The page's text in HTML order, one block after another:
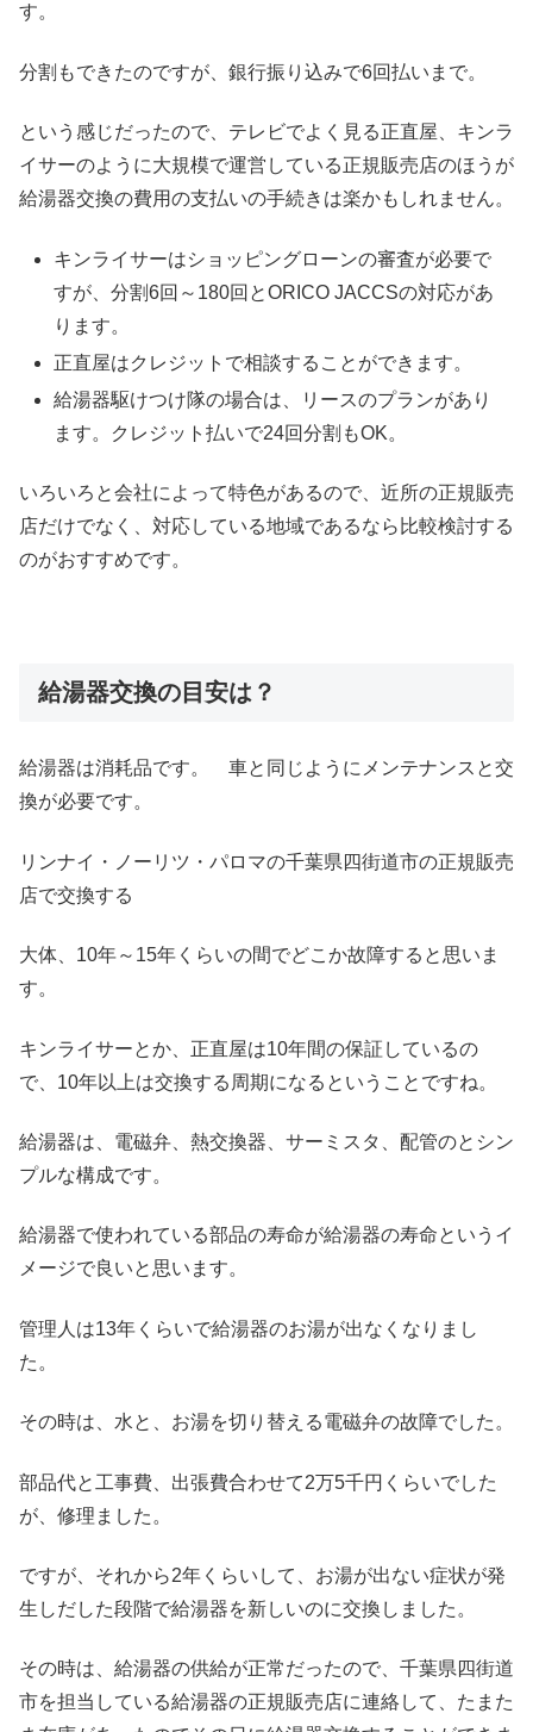
す。
分割もできたのですが、銀行振り込みで6回払いまで。
という感じだったので、テレビでよく見る正直屋、キンラ
イサーのように大規模で運営している正規販売店のほうが
給湯器交換の費用の支払いの手続きは楽かもしれません。
キンライサーはショッピングローンの審査が必要で
すが、分割6回～180回とORICO JACCSの対応があ
ります。
正直屋はクレジットで相談することができます。
給湯器駆けつけ隊の場合は、リースのプランがあり
ます。クレジット払いで24回分割もOK。
いろいろと会社によって特色があるので、近所の正規販売
店だけでなく、対応している地域であるなら比較検討する
のがおすすめです。
給湯器交換の目安は？
給湯器は消耗品です。 車と同じようにメンテナンスと交
換が必要です。
リンナイ・ノーリツ・パロマの千葉県四街道市の正規販売
店で交換する
大体、10年～15年くらいの間でどこか故障すると思いま
す。
キンライサーとか、正直屋は10年間の保証しているの
で、10年以上は交換する周期になるということですね。
給湯器は、電磁弁、熱交換器、サーミスタ、配管のとシン
プルな構成です。
給湯器で使われている部品の寿命が給湯器の寿命というイ
メージで良いと思います。
管理人は13年くらいで給湯器のお湯が出なくなりまし
た。
その時は、水と、お湯を切り替える電磁弁の故障でした。
部品代と工事費、出張費合わせて2万5千円くらいでした
が、修理ました。
ですが、それから2年くらいして、お湯が出ない症状が発
生しだした段階で給湯器を新しいのに交換しました。
その時は、給湯器の供給が正常だったので、千葉県四街道
市を担当している給湯器の正規販売店に連絡して、たまた